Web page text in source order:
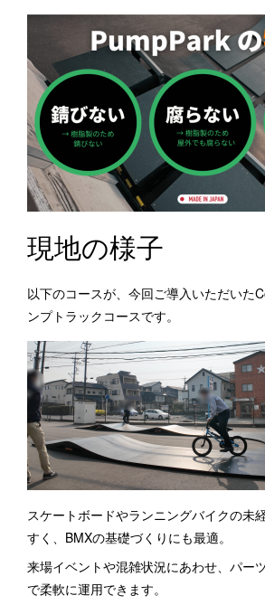
現地の様子
以下のコースが、今回ご導入いただいた
ンプトラックコースです。
スケートボードやランニングバイクの未
すく、BMXの基礎づくりにも最適。
来場イベントや混雑状況にあわせ、パー
で柔軟に運用できます。